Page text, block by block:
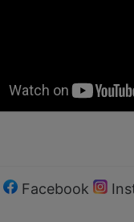
Facebook